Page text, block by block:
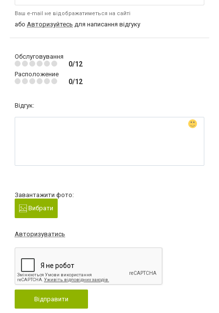
Ваш e-mail не відображатиметься на сайті
або Авторизуйтесь для написання відгуку
Обслуговування
0/12
Расположение
0/12
Відгук:
Завантажити фото:
Вибрати
Авторизуватись
Відправити